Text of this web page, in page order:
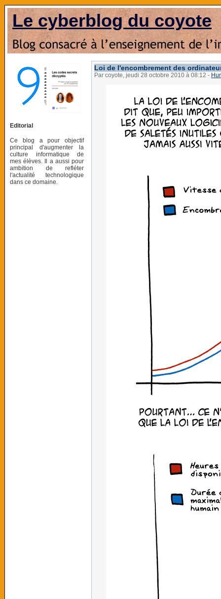
Le cyberblog du coyote
Editorial
Ce blog a pour objectif
principal d'augmenter la
culture informatique de
mes élèves. Il a aussi pour
ambition de refléter
l'actualité technologique
dans ce domaine.
Loi de l'encombrement des
Par coyote, jeudi 28 octobre 2010 à 08:12 -